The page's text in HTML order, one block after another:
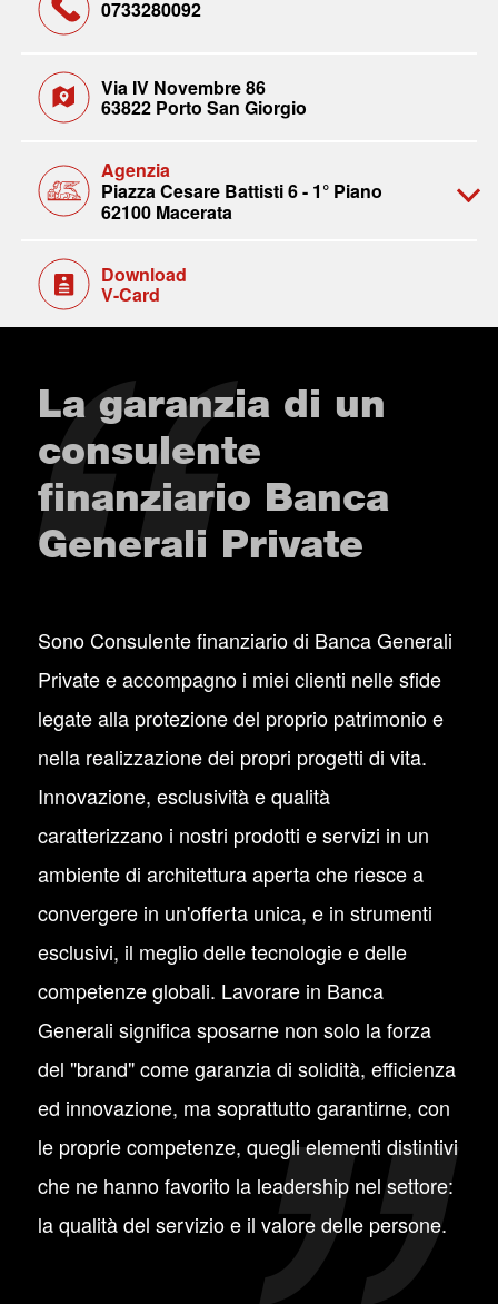
0733280092
Via IV Novembre 86
63822 Porto San Giorgio
Agenzia
Piazza Cesare Battisti 6 - 1° Piano
62100 Macerata
Download
V-Card
La garanzia di un
consulente
finanziario Banca
Generali Private
Sono Consulente finanziario di Banca Generali
Private e accompagno i miei clienti nelle sfide
legate alla protezione del proprio patrimonio e
nella realizzazione dei propri progetti di vita.
Innovazione, esclusività e qualità
caratterizzano i nostri prodotti e servizi in un
ambiente di architettura aperta che riesce a
convergere in un'offerta unica, e in strumenti
esclusivi, il meglio delle tecnologie e delle
competenze globali. Lavorare in Banca
Generali significa sposarne non solo la forza
del "brand" come garanzia di solidità, efficienza
ed innovazione, ma soprattutto garantirne, con
le proprie competenze, quegli elementi distintivi
che ne hanno favorito la leadership nel settore:
la qualità del servizio e il valore delle persone.